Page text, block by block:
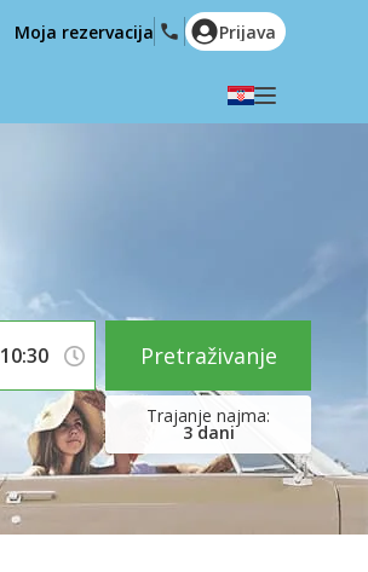
English (US)
Türkçe
Ελληνικά
Hrvatski
Moja rezervacija Prijava
3 dani
Pretraživanje